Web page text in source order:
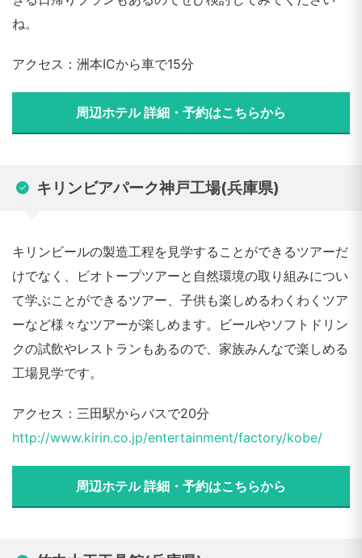
ね。
アクセス：洲本ICから車で15分
周辺ホテル 詳細・予約はこちらから
キリンビアパーク神戸工場(兵庫県)
キリンビールの製造工程を見学することができるツアーだ
けでなく、ビオトープツアーと自然環境の取り組みについ
て学ぶことができるツアー、子供も楽しめるわくわくツア
ーなど様々なツアーが楽しめます。ビールやソフトドリン
クの試飲やレストランもあるので、家族みんなで楽しめる
工場見学です。
アクセス：三田駅からバスで20分
http://www.kirin.co.jp/entertainment/factory/kobe/
周辺ホテル 詳細・予約はこちらから